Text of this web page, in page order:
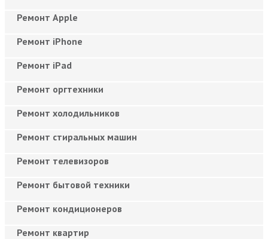
Ремонт Apple
Ремонт iPhone
Ремонт iPad
Ремонт оргтехники
Ремонт холодильников
Ремонт стиральных машин
Ремонт телевизоров
Ремонт бытовой техники
Ремонт кондиционеров
Ремонт квартир